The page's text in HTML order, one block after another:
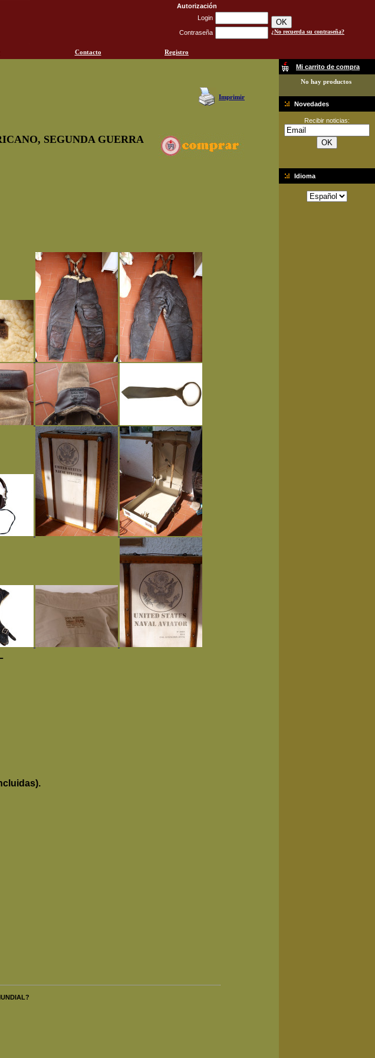
Autorización
Login
Contraseña ¿No recuerda su contraseña?
Contacto
Registro
Imprimir
SEGUNDA GUERRA
Mi carrito de compra
No hay productos
Novedades
Recibir noticias:
Idioma